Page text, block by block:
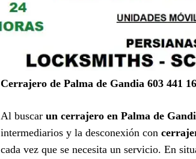
Cerrajero de Palma de Gandia 603 441
Al buscar un cerrajero en Palma de
intermediarios y la desconexión con
cada vez que se necesita un servicio. En